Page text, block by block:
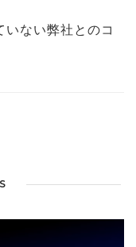
いない弊社とのコ